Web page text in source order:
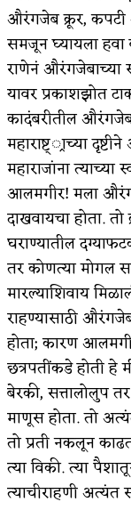
औरंगजेब क्रूर,
समजून घ्यायला हवा
राणेनं औरंगजेबाच्या
यावर प्रकाशझोत
कादंबरीतील
महाराष्ट््राच्या
महाराजांना
आलमगीर! मला
दाखवायचा होता.
घराण्यातील
तर कोणत्या मोगल
मारल्याशिवाय
राहण्यासाठी
होता; कारण
छत्रपतींकडे होती हे
बेरकी, सत्तालोलुप
माणूस होता. तो
तो प्रती नकलून
त्या विकी. त्या
त्याचीराहणी अत्यंत